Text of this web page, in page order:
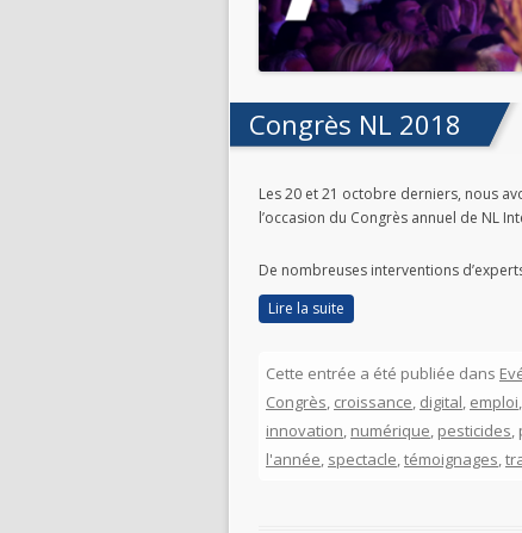
Congrès NL 2018
Les 20 et 21 octobre derniers, nous
l’occasion du Congrès annuel de NL
De nombreuses interventions
Lire la suite
Cette entrée a été publiée dans
Congrès, croissance, digital, emploi,
innovation, numérique, pesticides,
l'année, spectacle,témoignages,